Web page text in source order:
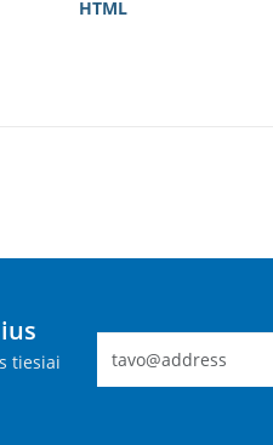
HTML
tiesiai